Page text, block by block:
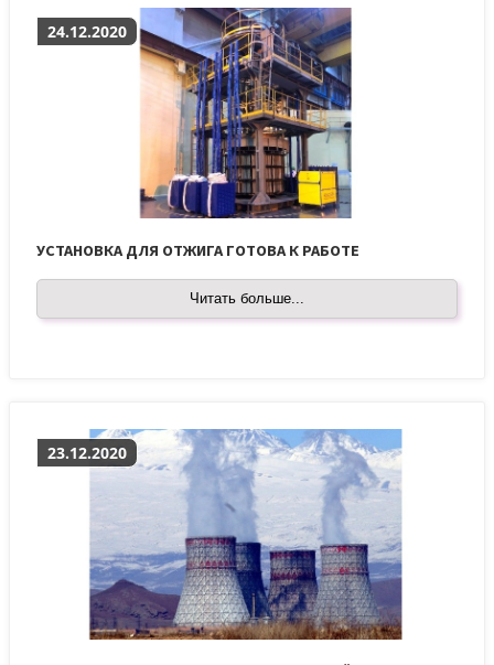
24.12.2020
УСТАНОВКА ДЛЯ ОТЖИГА ГОТОВА К РАБОТЕ
Читать больше...
23.12.2020